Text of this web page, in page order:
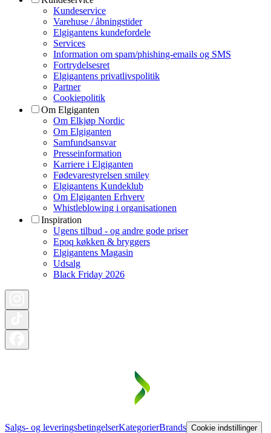
Kundeservice
Varehuse / åbningstider
Elgigantens kundefordele
Services
Information om spam/phishing-emails og SMS
Fortrydelsesret
Elgigantens privatlivspolitik
Partner
Cookiepolitik
Om Elgiganten
Om Elkjøp Nordic
Om Elgiganten
Samfundsansvar
Presseinformation
Karriere i Elgiganten
Fødevarestyrelsen smiley
Elgigantens Kundeklub
Om Elgiganten Erhverv
Whistleblowing i organisationen
Inspiration
Ugens tilbud - og andre gode priser
Epoq køkken & bryggers
Elgigantens Magasin
Udsalg
Black Friday 2026
Salgs- og leveringsbetingelserKategorierBrands Cookie indstillinger